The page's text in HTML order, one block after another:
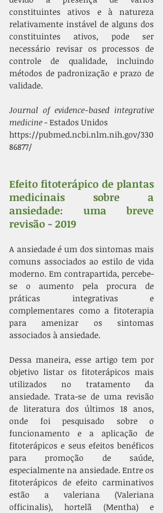
constituintes ativos e à natureza
relativamente instável de alguns dos
constituintes ativos, pode ser
necessário revisar os processos de
controle de qualidade, incluindo
métodos de padronização e prazo de
validade.
Journal of evidence-based integrative
medicine - Estados Unidos
https://pubmed.ncbi.nlm.nih.gov/330
86877/
Efeito fitoterápico de plantas
medicinais sobre a
ansiedade: uma breve
revisão - 2019
A ansiedade é um dos sintomas mais
comuns associados ao estilo de vida
moderno. Em contrapartida, percebe-
se o aumento pela procura de
práticas integrativas e
complementares como a fitoterapia
para amenizar os sintomas
associados à ansiedade.
Dessa maneira, esse artigo tem por
objetivo listar os fitoterápicos mais
utilizados no tratamento da
ansiedade. Trata-se de uma revisão
de literatura dos últimos 18 anos,
onde foi pesquisado sobre o
funcionamento e a aplicação de
fitoterápicos e seus efeitos benéficos
para promoção de saúde,
especialmente na ansiedade. Entre os
fitoterápicos de efeito carminativos
estão a valeriana (Valeriana
officinalis), hortelã (Mentha) e